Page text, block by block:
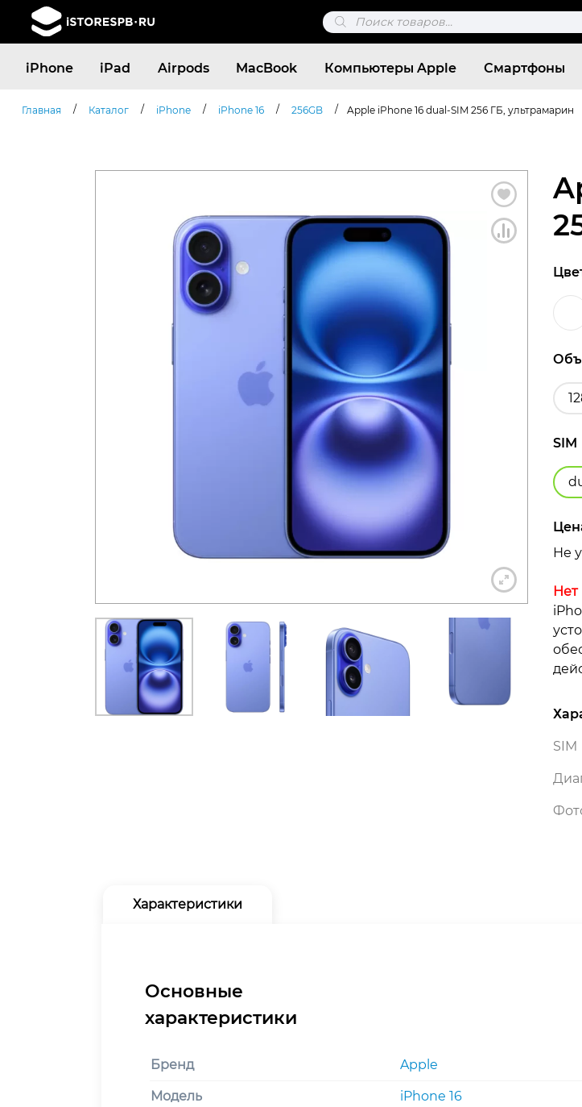
Поиск
товаров
iPhone iPad Airpods MacBook Компьютеры Apple Смартфоны
Поиск
товаров
Главная / Каталог / iPhone / iPhone 16 / 256GB / Apple iPhone 16 dual-SIM 256 ГБ, ультрамарин
SIM
Не
Нет
SIM
Характеристики
Бренд Apple
Модель iPhone 16
Согласен c политикой
+7 812 318-
(c 10:00 до 21:00, без выходных)